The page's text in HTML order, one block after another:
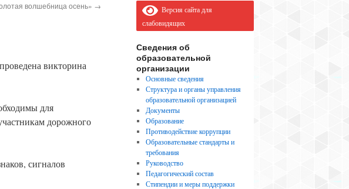
волшебница осень» →
викторина
для
дорожного
сигналов
Версия сайта для
слабовидящих
Сведения об
образовательной
организации
Основные сведения
Структура и органы управления
образовательной организацией
Документы
Образование
Противодействие коррупции
Образовательные стандарты и
требования
Руководство
Педагогический состав
Стипендии и меры поддержки